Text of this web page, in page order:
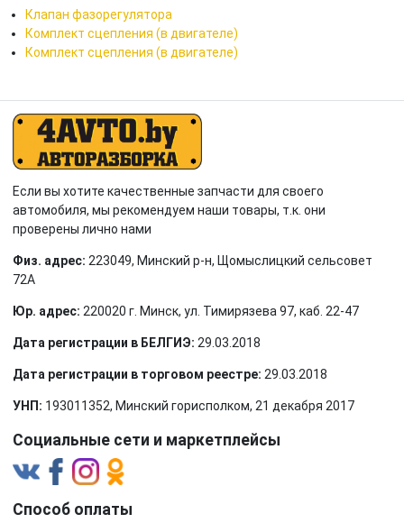
Клапан фазорегулятора
Комплект сцепления (в двигателе)
Комплект сцепления (в двигателе)
Если вы хотите качественные запчасти для своего
автомобиля, мы рекомендуем наши товары, т.к. они
проверены лично нами
Физ. адрес: 223049, Минский р-н, Щомыслицкий сельсовет
72А
Юр. адрес: 220020 г. Минск, ул. Тимирязева 97, каб. 22-47
Дата регистрации в БЕЛГИЭ: 29.03.2018
Дата регистрации в торговом реестре: 29.03.2018
УНП: 193011352, Минский горисполком, 21 декабря 2017
Социальные сети и маркетплейсы
Способ оплаты